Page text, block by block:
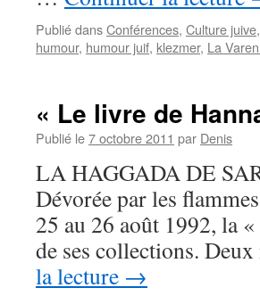
Publié dansConférences, Culture juive,
humour, humour juif, klezmer, La
« Le livre de
Publié le7 octobre 2011 par Denis
LA HAGGADA DE
Dévorée par les
25 au 26 août 1992, la
de ses collections.
la lecture →